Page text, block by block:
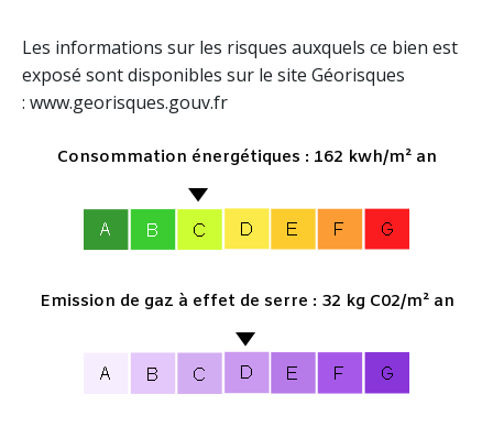
Les informations sur les risques auxquels ce bien est
exposé sont disponibles sur le site Géorisques
: www.georisques.gouv.fr
Consommation énergétiques : 162 kwh/m² an
Emission de gaz à effet de serre : 32 kg C02/m² an